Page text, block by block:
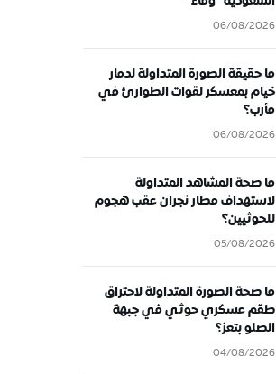
06/08/2026
ما حقيقة الصورة المتداولة لدمار
خيام بمعسكر لقوات الطوارئ في
مأرب؟
06/08/2026
ما صحة المشاهد المتداولة
لاستهداف مطار نجران عقب هجوم
للحوثيين؟
05/08/2026
ما صحة الصورة المتداولة لاحتراق
طقم عسكري حوثي في جبهة
الصلو بتعز؟
04/08/2026